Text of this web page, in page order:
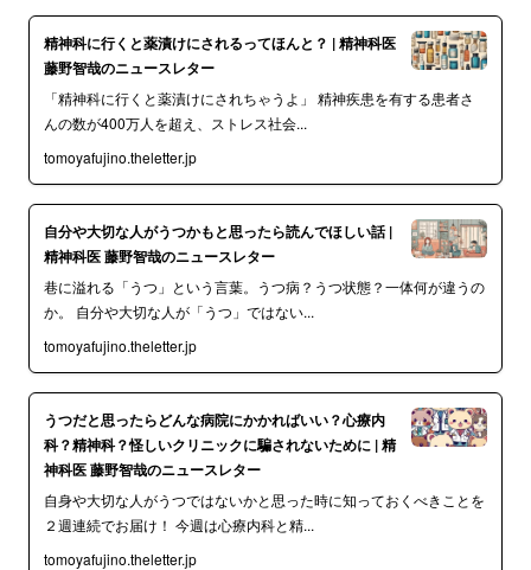
精神科に行くと薬漬けにされるってほんと？ | 精神科医
藤野智哉のニュースレター
「精神科に行くと薬漬けにされちゃうよ」 精神疾患を有する患者さ
んの数が400万人を超え、ストレス社会...
tomoyafujino.theletter.jp
自分や大切な人がうつかもと思ったら読んでほしい話 |
精神科医 藤野智哉のニュースレター
巷に溢れる「うつ」という言葉。うつ病？うつ状態？一体何が違うの
か。 自分や大切な人が「うつ」ではない...
tomoyafujino.theletter.jp
うつだと思ったらどんな病院にかかればいい？心療内
科？精神科？怪しいクリニックに騙されないために | 精
神科医 藤野智哉のニュースレター
自身や大切な人がうつではないかと思った時に知っておくべきことを
２週連続でお届け！ 今週は心療内科と精...
tomoyafujino.theletter.jp